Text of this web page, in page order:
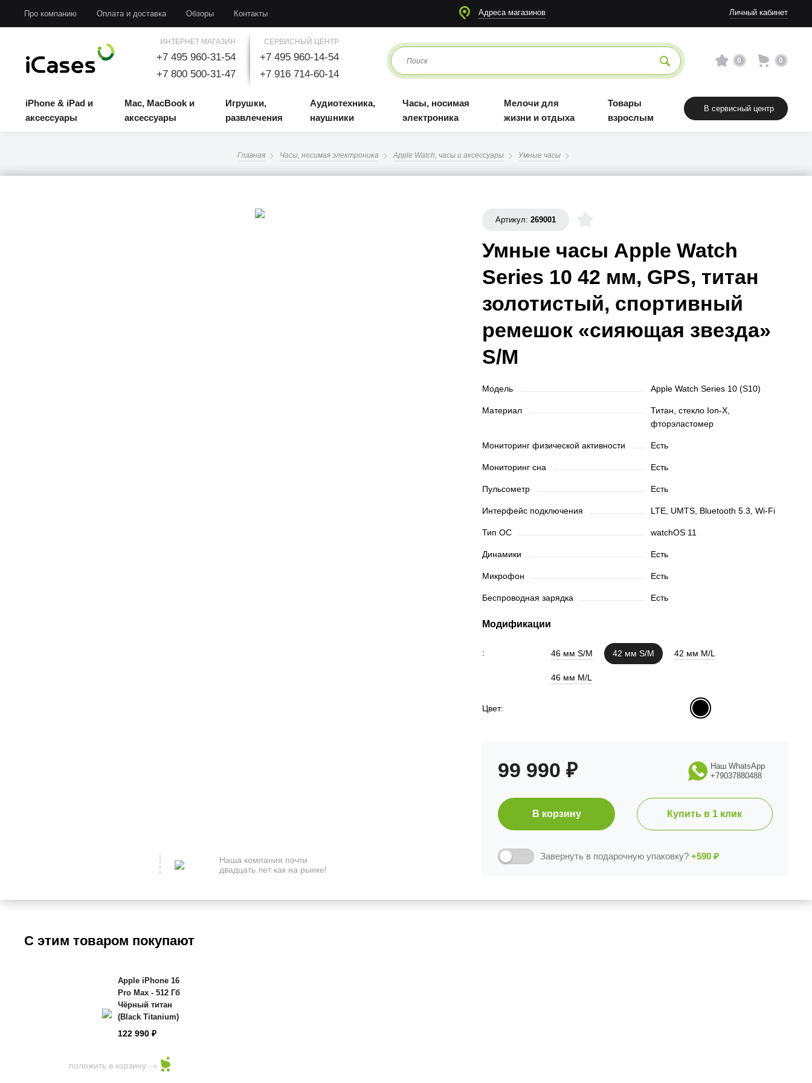
Про компанию Оплата и доставка Обзоры Контакты Адреса магазинов Личный кабинет
ИНТЕРНЕТ МАГАЗИН
+7 495 960-31-54
+7 800 500-31-47
СЕРВИСНЫЙ ЦЕНТР
+7 495 960-14-54
+7 916 714-60-14
0 0
iPhone & iPad и
аксессуары
Mac, MacBook и
аксессуары
Игрушки,
развлечения
Аудиотехника,
наушники
Часы, носимая
электроника
Мелочи для
жизни и отдыха
Товары
взрослым
В сервисный центр
Главная Часы, носимая электроника Apple Watch, часы и аксессуары Умные часы
Артикул:269001
Умные часы Apple Watch
Series 10 42 мм, GPS, титан
золотистый, спортивный
ремешок «сияющая звезда»
S/M
Модель Apple Watch Series 10 (S10)
Материал
Титан, стекло Ion‑X,
фторэластомер
Мониторинг физической активности Есть
Мониторинг сна Есть
Пульсометр Есть
Интерфейс подключения LTE, UMTS, Bluetooth 5.3, Wi‑Fi
Тип ОС watchOS 11
Динамики Есть
Микрофон Есть
Беспроводная зарядка Есть
Модификации
: 46 мм S/M 42 мм S/M 42 мм M/L
46 мм M/L
Цвет:
99 990 ₽
Наш WhatsApp
+79037880488
В корзину Купить в 1 клик
Завернуть в подарочную упаковку? +590 ₽
Наша компания почти
двадцать лет как на рынке!
С этим товаром покупают
Apple iPhone 16
Pro Max - 512 Гб
Чёрный титан
(Black Titanium)
122 990₽
положить в корзину